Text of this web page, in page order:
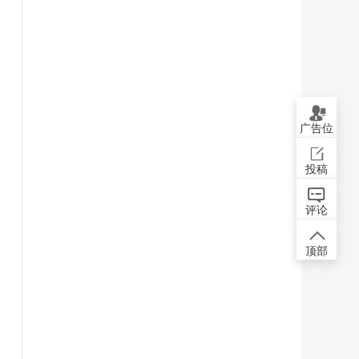
广告位
投稿
评论
顶部